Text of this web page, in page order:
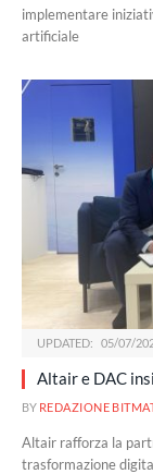
implementare
artificiale
UPDATED: 05/07/
Altair e DAC
BY REDAZIONE
Altair rafforza la
trasformazione